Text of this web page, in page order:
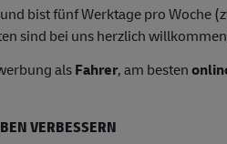
bist fünf Werktage pro Woche
sind bei uns herzlich
alsFahrer, am besten
VERBESSERN